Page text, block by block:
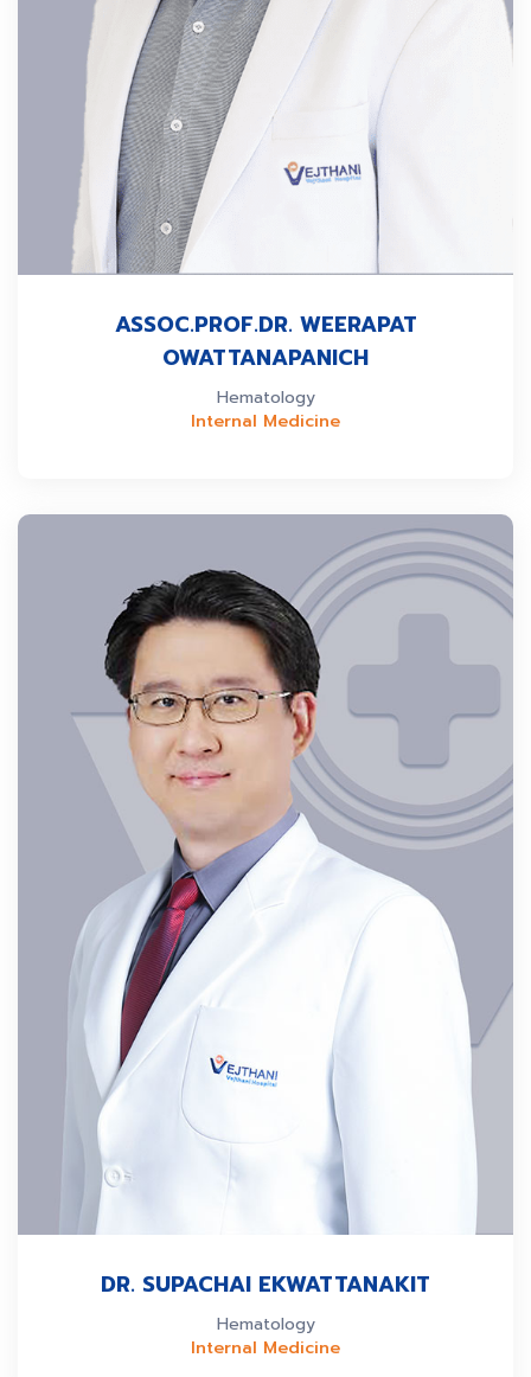
ASSOC.PROF.DR. WEERAPAT
OWATTANAPANICH
Hematology
Internal Medicine
DR. SUPACHAI EKWATTANAKIT
Hematology
Internal Medicine